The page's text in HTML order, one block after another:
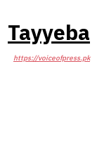
Tayyeba
https://voiceofpress.pk